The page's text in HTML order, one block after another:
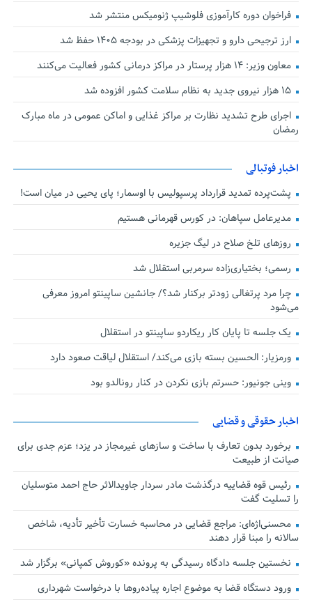
فراخوان دوره کارآموزی فلوشیپ ژنومیکس منتشر شد
ارز ترجیحی دارو و تجهیزات پزشکی در بودجه ۱۴۰۵ حفظ شد
معاون وزیر: ۱۴ هزار پرستار در مراکز درمانی کشور فعالیت می‌کنند
۱۵ هزار نیروی جدید به نظام سلامت کشور افزوده شد
اجرای طرح تشدید نظارت بر مراکز غذایی و اماکن عمومی در ماه مبارک
رمضان
اخبار فوتبالی
پشت‌پرده تمدید قرارداد پرسپولیس با اوسمار؛ پای یحیی در میان است!
مدیرعامل سپاهان: در کورس قهرمانی هستیم
روزهای تلخ صلاح در لیگ جزیره
رسمی؛ بختیاری‌زاده سرمربی استقلال شد
چرا مرد پرتغالی زودتر برکنار شد؟/ جانشین ساپینتو امروز معرفی
می‌شود
یک جلسه تا پایان کار ریکاردو ساپینتو در استقلال
ورمزیار: الحسین بسته بازی می‌کند/ استقلال لیاقت صعود دارد
وینی جونیور: حسرتم بازی نکردن در کنار رونالدو بود
اخبار حقوقی و قضایی
برخورد بدون تعارف با ساخت‌ و سازهای غیرمجاز در یزد؛ عزم جدی برای
صیانت از طبیعت
رئیس قوه قضاییه درگذشت مادر سردار جاویدالاثر حاج احمد متوسلیان
را تسلیت گفت
محسنی‌اژه‌ای: مراجع قضایی در محاسبه خسارت تأخیر تأدیه، شاخص
سالانه را مبنا قرار دهند
نخستین جلسه دادگاه رسیدگی به پرونده «کوروش کمپانی» برگزار شد
ورود دستگاه قضا به موضوع اجاره پیاده‌روها با درخواست شهرداری